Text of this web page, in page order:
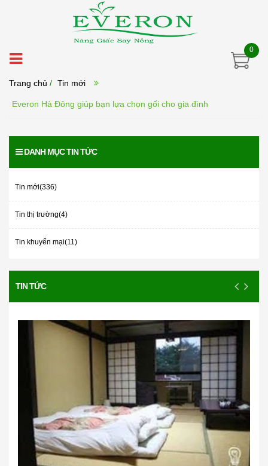
0
Trang chủ / Tin mới
Everon Hà Đông giúp bạn lựa chọn gối cho gia đình
DANH MỤC TIN TỨC
Tin mới(336)
Tin thị trường(4)
Tin khuyến mại(11)
TIN TỨC